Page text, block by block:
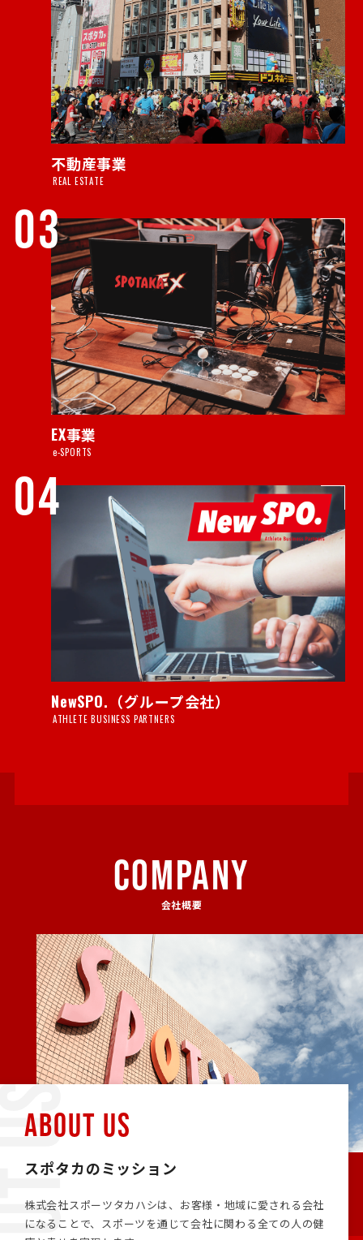
不動産事業
REAL ESTATE
03
EX事業
e-SPORTS
04
NewSPO.（グループ会社）
ATHLETE BUSINESS PARTNERS
COMPANY
会社概要
ABOUT US
スポタカのミッション
株式会社スポーツタカハシは、お客様・地域に愛される会社
になることで、スポーツを通じて会社に関わる全ての人の健